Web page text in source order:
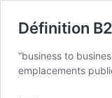
Définition
“business to
emplacements